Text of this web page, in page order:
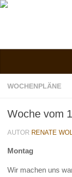
Verein
Kontakt
Vorstand
WOCHENPLÄNE
Woche vom
AUTOR RENATE
Montag
Wir machen uns